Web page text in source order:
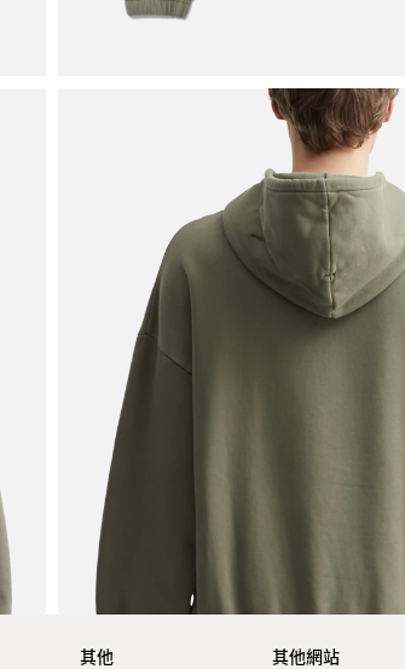
其他
其他網站